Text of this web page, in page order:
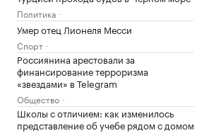
Политика
Умер отец Лионеля Месси
Спорт
Россиянина арестовали за
финансирование терроризма
«звездами» в Telegram
Общество
Школы с отличием: как изменилось
представление об учебе рядом с домом